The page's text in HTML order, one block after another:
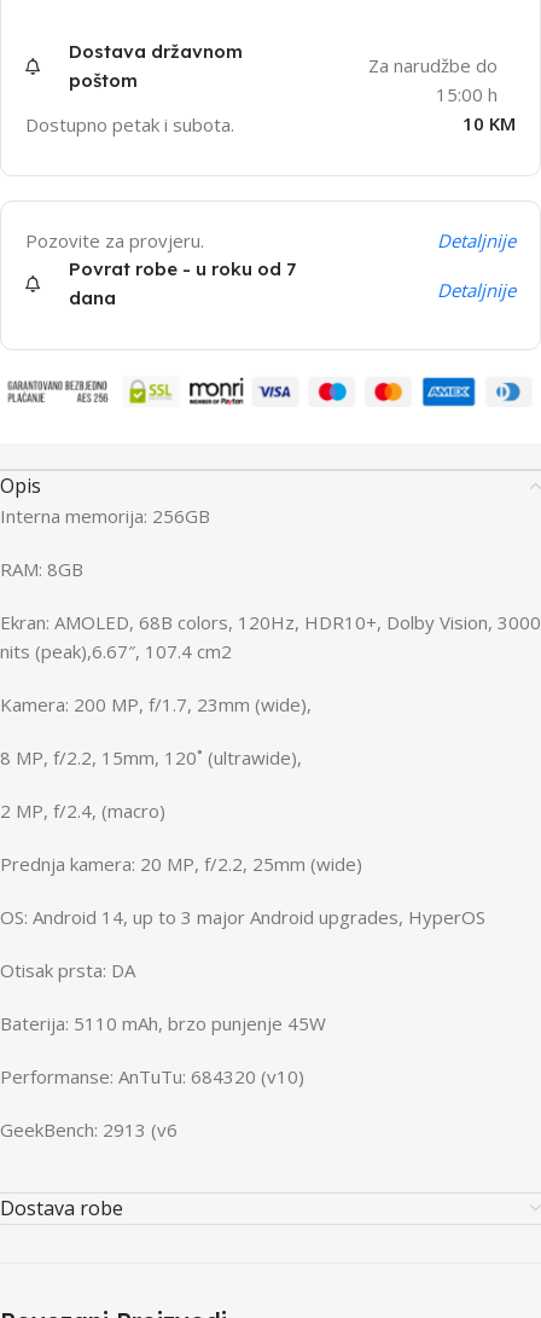
Dostava državnom
poštom
Dostupno petak i subota.
Za narudžbe do
15:00 h
10 KM
Pozovite za provjeru. Detaljnije
Povrat robe - u roku od 7
dana
Detaljnije
Opis
Interna memorija: 256GB
RAM: 8GB
Ekran: AMOLED, 68B colors, 120Hz, HDR10+, Dolby Vision, 3000
nits (peak),6.67″, 107.4 cm2
Kamera: 200 MP, f/1.7, 23mm (wide),
8 MP, f/2.2, 15mm, 120˚ (ultrawide),
2 MP, f/2.4, (macro)
Prednja kamera: 20 MP, f/2.2, 25mm (wide)
OS: Android 14, up to 3 major Android upgrades, HyperOS
Otisak prsta: DA
Baterija: 5110 mAh, brzo punjenje 45W
Performanse: AnTuTu: 684320 (v10)
GeekBench: 2913 (v6
Dostava robe